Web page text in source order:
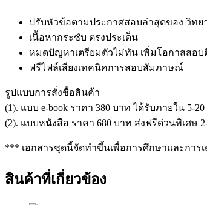
ปรับหัวข้อตามประกาศสอบล่าสุดของ วิทย
เนื้อหากระชับ ตรงประเด็น
หมดปัญหาเตรียมตัวไม่ทัน เพิ่มโอกาสสอบ
ฟรีไฟล์เสียงเทคนิคการสอบสัมภาษณ์
รูปแบบการสั่งชื้อสินค้า
(1). แบบ e-book ราคา 380 บาท ได้รับภายใน 5-
(2). แบบหนังสือ ราคา 680 บาท ส่งฟรีด่วนพิเศษ
*** เอกสารชุดนี้จัดทำขึ้นเพื่อการศึกษาและการ
สินค้าที่เกี่ยวข้อง